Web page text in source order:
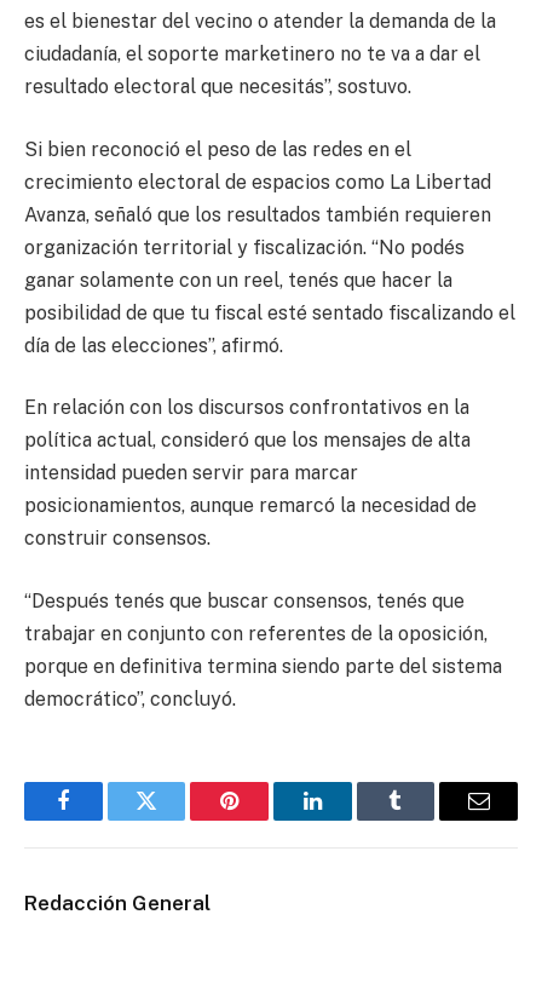
es el bienestar del vecino o atender la demanda de la
ciudadanía, el soporte marketinero no te va a dar el
resultado electoral que necesitás”, sostuvo.
Si bien reconoció el peso de las redes en el
crecimiento electoral de espacios como La Libertad
Avanza, señaló que los resultados también requieren
organización territorial y fiscalización. “No podés
ganar solamente con un reel, tenés que hacer la
posibilidad de que tu fiscal esté sentado fiscalizando el
día de las elecciones”, afirmó.
En relación con los discursos confrontativos en la
política actual, consideró que los mensajes de alta
intensidad pueden servir para marcar
posicionamientos, aunque remarcó la necesidad de
construir consensos.
“Después tenés que buscar consensos, tenés que
trabajar en conjunto con referentes de la oposición,
porque en definitiva termina siendo parte del sistema
democrático”, concluyó.
FacebookTwitter Pinterest LinkedInTumblr Email
Redacción General